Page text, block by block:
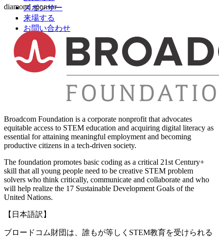
スポンサー
来場する
お問い合わせ
diamond sponsor
Broadcom Foundation is a corporate nonprofit that advocates
equitable access to STEM education and acquiring digital literacy as
essential for attaining meaningful employment and becoming
productive citizens in a tech-driven society.
The foundation promotes basic coding as a critical 21st Century+
skill that all young people need to be creative STEM problem
solvers who think critically, communicate and collaborate and who
will help realize the 17 Sustainable Development Goals of the
United Nations.
【日本語訳】
ブロードコム財団は、誰もが等しくSTEM教育を受けられる